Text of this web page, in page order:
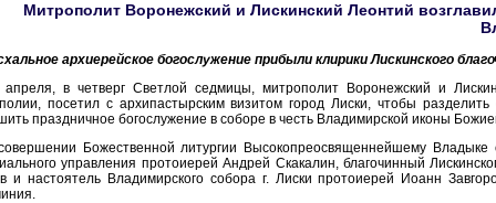
Митрополит Воронежский и Лискинский Леонтий
архиерейское богослужение прибыли клирики Лискинского
в четверг Светлой седмицы, митрополит Воронежский и
посетил с архипастырским визитом город Лиски, чтобы
праздничное богослужение в соборе в честь Владимирской иконы
Божественной литургии Высокопреосвященнейшему Владыке
управления протоиерей Андрей Скакалин, благочинный
и настоятель Владимирского собора г. Лиски протоиерей Иоанн